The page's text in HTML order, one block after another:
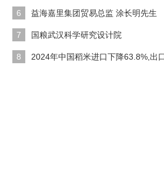
6 益海嘉里集团贸易总监 涂长明先生
7 国粮武汉科学研究设计院
8 2024年中国稻米进口下降63.8%,出